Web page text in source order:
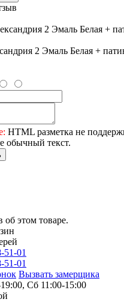
2 Эмаль Белая +
HTML разметка не
обычный текст.
об этом товаре.
51-01
51-01
Вызвать замерщика
Сб 11:00-15:00